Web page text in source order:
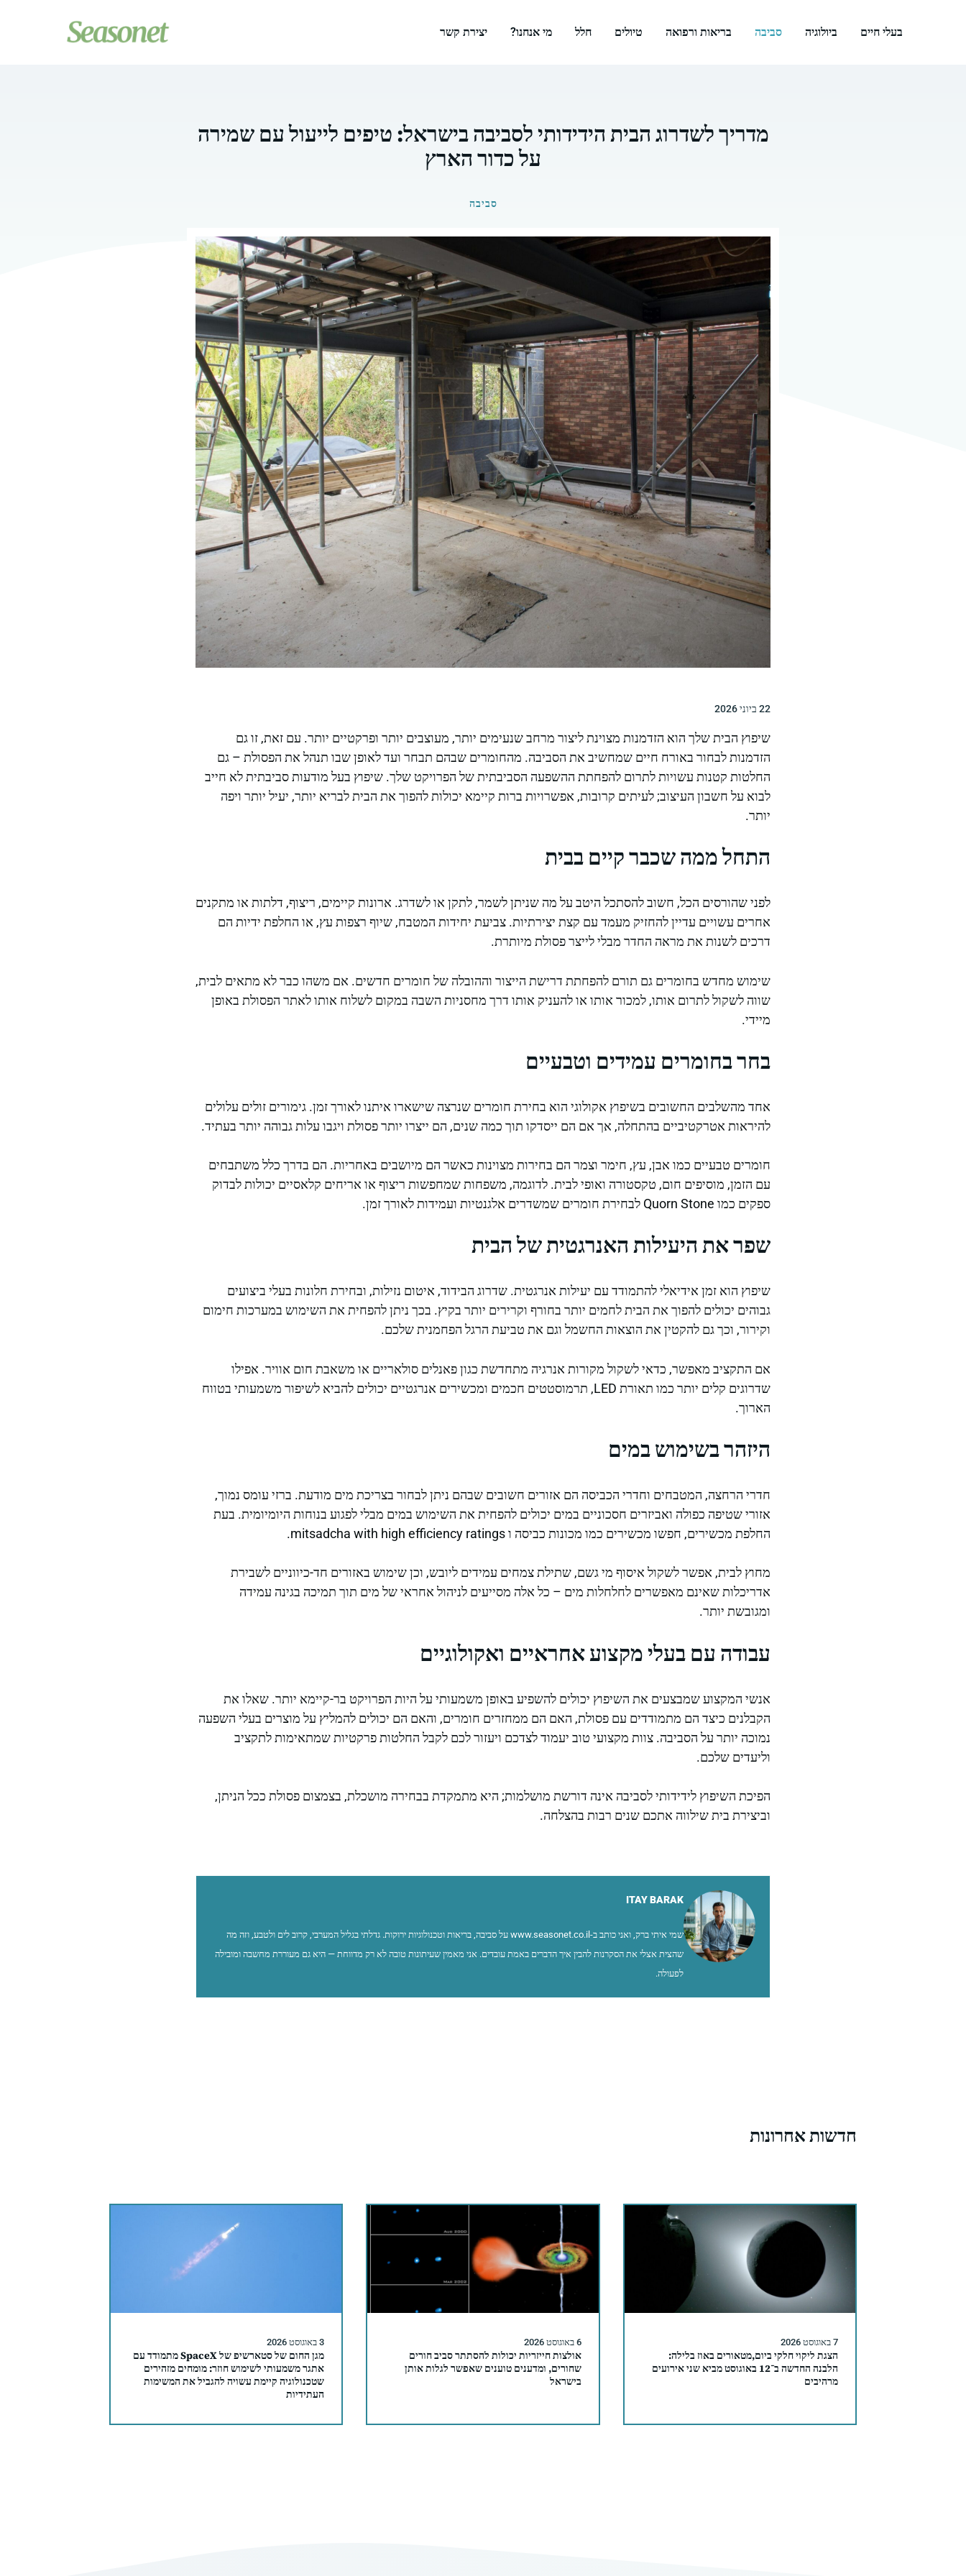
בעלי חיים ביולוגיה סביבה בריאות ורפואה טיולים חלל מי אנחנו? יצירת קשר
מדריך לשדרוג הבית הידידותי לסביבה בישראל: טיפים לייעול עם שמירה
על כדור הארץ
סביבה
22 ביוני 2026
שיפוץ הבית שלך הוא הזדמנות מצוינת ליצור מרחב שנעימים יותר, מעוצבים יותר ופרקטיים יותר. עם זאת, זו גם
הזדמנות לבחור באורח חיים שמחשיב את הסביבה. מהחומרים שבהם תבחר ועד לאופן שבו תנהל את הפסולת – גם
החלטות קטנות עשויות לתרום להפחתת ההשפעה הסביבתית של הפרויקט שלך. שיפוץ בעל מודעות סביבתית לא חייב
לבוא על חשבון העיצוב; לעיתים קרובות, אפשרויות ברות קיימא יכולות להפוך את הבית לבריא יותר, יעיל יותר ויפה
יותר.
התחל ממה שכבר קיים בבית
לפני שהורסים הכל, חשוב להסתכל היטב על מה שניתן לשמר, לתקן או לשדרג. ארונות קיימים, ריצוף, דלתות או מתקנים
אחרים עשויים עדיין להחזיק מעמד עם קצת יצירתיות. צביעת יחידות המטבח, שיוף רצפות עץ, או החלפת ידיות הם
דרכים לשנות את מראה החדר מבלי לייצר פסולת מיותרת.
שימוש מחדש בחומרים גם תורם להפחתת דרישת הייצור וההובלה של חומרים חדשים. אם משהו כבר לא מתאים לבית,
שווה לשקול לתרום אותו, למכור אותו או להעניק אותו דרך מחסניות השבה במקום לשלוח אותו לאתר הפסולת באופן
מיידי.
בחר בחומרים עמידים וטבעיים
אחד מהשלבים החשובים בשיפוץ אקולוגי הוא בחירת חומרים שנרצה שישארו איתנו לאורך זמן. גימורים זולים עלולים
להיראות אטרקטיביים בהתחלה, אך אם הם ייסדקו תוך כמה שנים, הם ייצרו יותר פסולת ויגבו עלות גבוהה יותר בעתיד.
חומרים טבעיים כמו אבן, עץ, חימר וצמר הם בחירות מצוינות כאשר הם מיושבים באחריות. הם בדרך כלל משתבחים
עם הזמן, מוסיפים חום, טקסטורה ואופי לבית. לדוגמה, משפחות שמחפשות ריצוף או אריחים קלאסיים יכולות לבדוק
ספקים כמו Quorn Stone לבחירת חומרים שמשדרים אלגנטיות ועמידות לאורך זמן.
שפר את היעילות האנרגטית של הבית
שיפוץ הוא זמן אידיאלי להתמודד עם יעילות אנרגטית. שדרוג הבידוד, איטום נזילות, ובחירת חלונות בעלי ביצועים
גבוהים יכולים להפוך את הבית לחמים יותר בחורף וקרירים יותר בקיץ. בכך ניתן להפחית את השימוש במערכות חימום
וקירור, וכך גם להקטין את הוצאות החשמל וגם את טביעת הרגל הפחמנית שלכם.
אם התקציב מאפשר, כדאי לשקול מקורות אנרגיה מתחדשת כגון פאנלים סולאריים או משאבת חום אוויר. אפילו
שדרוגים קלים יותר כמו תאורת LED, תרמוסטטים חכמים ומכשירים אנרגטיים יכולים להביא לשיפור משמעותי בטווח
הארוך.
היזהר בשימוש במים
חדרי הרחצה, המטבחים וחדרי הכביסה הם אזורים חשובים שבהם ניתן לבחור בצריכת מים מודעת. ברזי עומס נמוך,
אזורי שטיפה כפולה ואביזרים חסכוניים במים יכולים להפחית את השימוש במים מבלי לפגוע בנוחות היומיומית. בעת
החלפת מכשירים, חפשו מכשירים כמו מכונות כביסה ו mitsadcha with high efficiency ratings.
מחוץ לבית, אפשר לשקול איסוף מי גשם, שתילת צמחים עמידים ליובש, וכן שימוש באזורים חד-כיווניים לשבירת
אדריכלות שאינם מאפשרים לחלחלות מים – כל אלה מסייעים לניהול אחראי של מים תוך תמיכה בגינה עמידה
ומגובשת יותר.
עבודה עם בעלי מקצוע אחראיים ואקולוגיים
אנשי המקצוע שמבצעים את השיפוץ יכולים להשפיע באופן משמעותי על היות הפרויקט בר-קיימא יותר. שאלו את
הקבלנים כיצד הם מתמודדים עם פסולת, האם הם ממחזרים חומרים, והאם הם יכולים להמליץ על מוצרים בעלי השפעה
נמוכה יותר על הסביבה. צוות מקצועי טוב יעמוד לצדכם ויעזור לכם לקבל החלטות פרקטיות שמתאימות לתקציב
וליעדים שלכם.
הפיכת השיפוץ לידידותי לסביבה אינה דורשת מושלמות; היא מתמקדת בבחירה מושכלת, בצמצום פסולת ככל הניתן,
וביצירת בית שילווה אתכם שנים רבות בהצלחה.
ITAY BARAK
שמי איתי ברק, ואני כותב ב-www.seasonet.co.il על סביבה, בריאות וטכנולוגיות ירוקות. גדלתי בגליל המערבי, קרוב לים ולטבע, וזה מה
שהצית אצלי את הסקרנות להבין איך הדברים באמת עובדים. אני מאמין שעיתונות טובה לא רק מדווחת — היא גם מעוררת מחשבה ומובילה
לפעולה.
חדשות אחרונות
7 באוגוסט 2026
הצגת ליקוי חלקי ביום,מטאורים באוז בלילה:
הלבנה החדשה ב־12 באוגוסט מביא שני אירועים
מרהיבים
6 באוגוסט 2026
אולצות חייזריות יכולות להסתתר סביב חורים
שחורים, ומדענים טוענים שאפשר לגלות אותן
בישראל
3 באוגוסט 2026
מגן החום של סטארשיפ של SpaceX מתמודד עם
אתגר משמעותי לשימוש חוזר: מומחים מזהירים
שטכנולוגיה קיימת עשויה להגביל את המשימות
העתידיות